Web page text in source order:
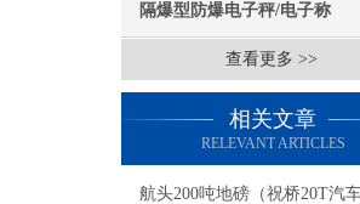
隔爆型防爆电子秤/电子称
查看更多 >>
相关文章
RELEVANT ARTICLES